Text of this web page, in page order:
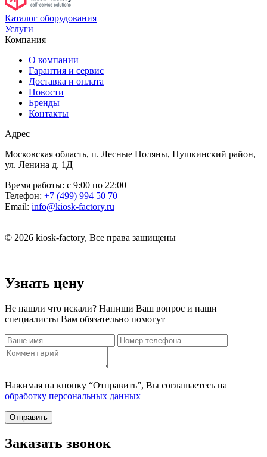
Каталог оборудования
Услуги
Компания
О компании
Гарантия и сервис
Доставка и оплата
Новости
Бренды
Контакты
Адрес
Московская область, п. Лесные Поляны, Пушкинский район,
ул. Ленина д. 1Д
Время работы: с 9:00 по 22:00
Телефон: +7 (499) 994 50 70
Email: info@kiosk-factory.ru
© 2026 kiosk-factory, Все права защищены
Узнать цену
Не нашли что искали? Напиши Ваш вопрос и наши
специалисты Вам обязательно помогут
Нажимая на кнопку “Отправить”, Вы соглашаетесь на
обработку персональных данных
Отправить
Заказать звонок